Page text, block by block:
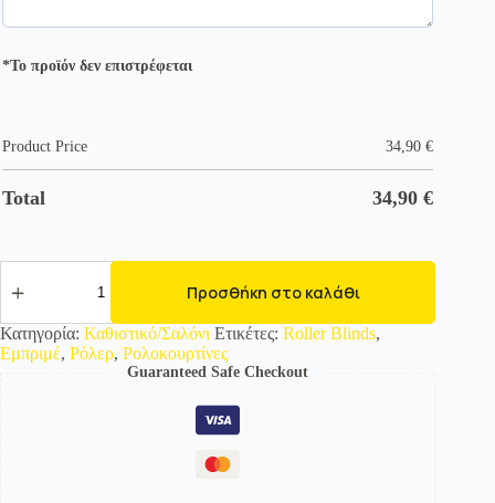
*Το προϊόν δεν επιστρέφεται
Product Price 34,90€
Total 34,90€
Ρολοκουρτίνα
-
Roller
Προσθήκη στο καλάθι
Κατηγορία: Καθιστικό/Σαλόνι Ετικέτες: Roller Blinds,
Εμπριμέ, Ρόλερ, Ρολοκουρτίνες
Guaranteed Safe Checkout